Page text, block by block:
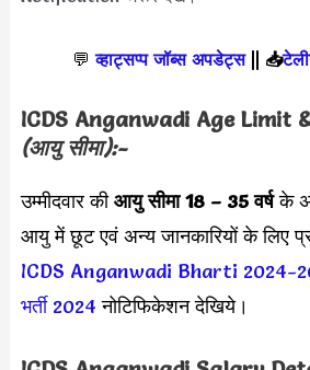
💬 व्हाट्सप्प जॉब्स अपडेट्स|| 📥
ICDS Anganwadi Age Limit
(आयु सीमा):-
उम्मीदवार कीआयु सीमा 18 – 35 वर्षके
आयु में छूट एवं अन्य जानकारियों के लिए
ICDS Anganwadi Bharti 2024-
भर्ती 2024 नोटिफिकेशन देखिये।